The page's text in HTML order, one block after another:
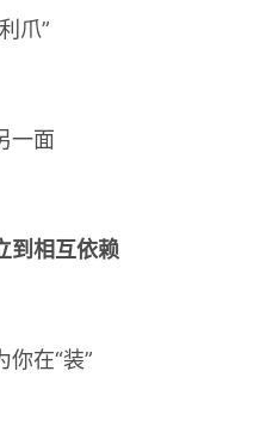
爪”
一面
相互依赖
在“装”